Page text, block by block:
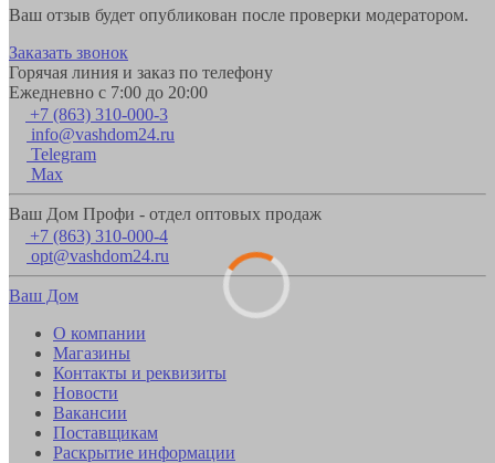
Ваш отзыв будет опубликован после проверки модератором.
Заказать звонок
Горячая линия и заказ по телефону
Ежедневно с 7:00 до 20:00
+7 (863) 310-000-3
info@vashdom24.ru
Telegram
Max
Ваш Дом Профи - отдел оптовых продаж
+7 (863) 310-000-4
opt@vashdom24.ru
Ваш Дом
О компании
Магазины
Контакты и реквизиты
Новости
Вакансии
Поставщикам
Раскрытие информации